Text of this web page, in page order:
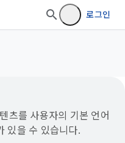
로그인
츠를 사용자의 기본 언어
있을 수 있습니다.